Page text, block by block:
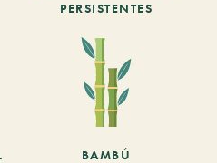
PERSISTENTES
BAMBÚ